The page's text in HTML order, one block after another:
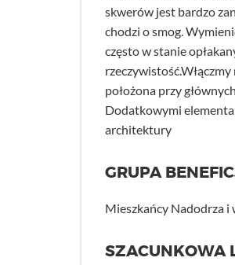
skwerów jest bardzo
chodzi o smog.
często w stanie
położona przy
Dodatkowymi
architektury
GRUPA
Mieszkańcy Nadodrza i
SZACUNKOWA